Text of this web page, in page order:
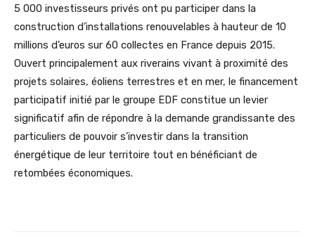
5 000 investisseurs privés ont pu participer dans la
construction d’installations renouvelables à hauteur de 10
millions d’euros sur 60 collectes en France depuis 2015.
Ouvert principalement aux riverains vivant à proximité des
projets solaires, éoliens terrestres et en mer, le financement
participatif initié par le groupe EDF constitue un levier
significatif afin de répondre à la demande grandissante des
particuliers de pouvoir s’investir dans la transition
énergétique de leur territoire tout en bénéficiant de
retombées économiques.